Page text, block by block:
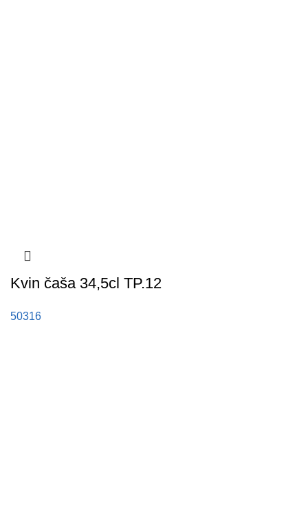
Kvin čaša 34,5cl TP.12
50316